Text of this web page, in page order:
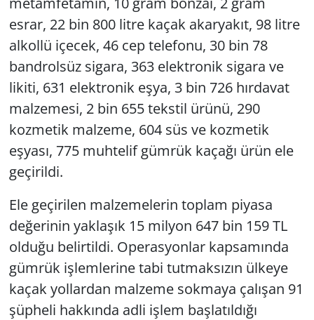
esrar, 22 bin 800 litre kaçak akaryakıt, 98 litre
alkollü içecek, 46 cep telefonu, 30 bin 78
bandrolsüz sigara, 363 elektronik sigara ve
likiti, 631 elektronik eşya, 3 bin 726 hırdavat
malzemesi, 2 bin 655 tekstil ürünü, 290
kozmetik malzeme, 604 süs ve kozmetik
eşyası, 775 muhtelif gümrük kaçağı ürün ele
geçirildi.
Ele geçirilen malzemelerin toplam piyasa
değerinin yaklaşık 15 milyon 647 bin 159 TL
olduğu belirtildi. Operasyonlar kapsamında
gümrük işlemlerine tabi tutmaksızın ülkeye
kaçak yollardan malzeme sokmaya çalışan 91
şüpheli hakkında adli işlem başlatıldığı